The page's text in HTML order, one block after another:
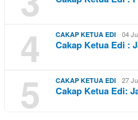
4 CAKAP KETUA EDI 04
Cakap Ketua Edi :
5 CAKAP KETUA EDI 27
Cakap Ketua Edi: